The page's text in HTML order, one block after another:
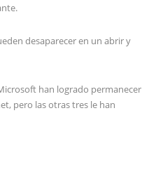
desaparecer en un abrir y
han logrado permanecer
pero las otras tres le han